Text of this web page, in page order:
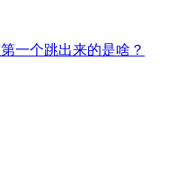
一个跳出来的是啥？